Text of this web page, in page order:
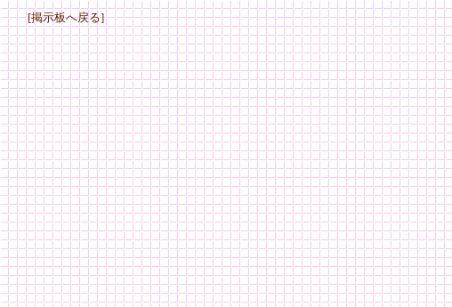
[掲示板へ戻る]